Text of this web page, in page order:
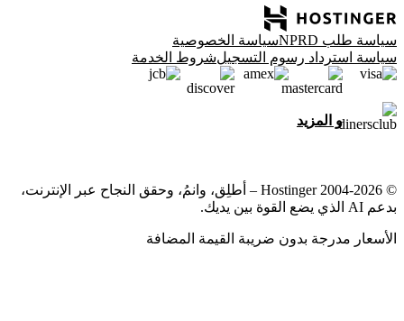
سياسة طلب NPRD
سياسة الخصوصية
سياسة استرداد رسوم التسجيلشروط الخدمة
و المزيد
© 2004-2026 Hostinger – أطلِق، وانمُ، وحقق النجاح عبر الإنترنت،
بدعم AI الذي يضع القوة بين يديك.
الأسعار مدرجة بدون ضريبة القيمة المضافة